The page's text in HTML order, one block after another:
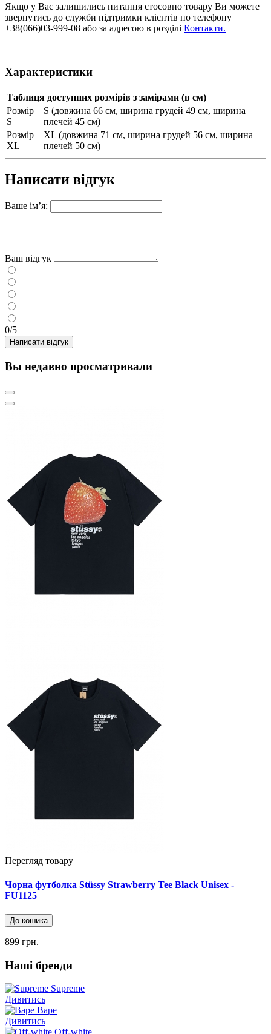
Якщо у Вас залишились питання стосовно товару Ви можете
звернутись до служби підтримки клієнтів по телефону
+38(066)03-999-08 або за адресою в розділі Контакти.
Характеристики
Таблиця доступних розмірів з замірами (в см)
Розмір
S
S (довжина 66 см, ширина грудей 49 см, ширина
плечей 45 см)
Розмір
XL
XL (довжина 71 см, ширина грудей 56 см, ширина
плечей 50 см)
Написати відгук
Ваше ім’я:
Ваш відгук
0/5
Написати відгук
Вы недавно просматривали
Перегляд товару
Чорна футболка Stüssy Strawberry Tee Black Unisex -
FU1125
До кошика
899 грн.
Наші бренди
Supreme
Дивитись
Bape
Дивитись